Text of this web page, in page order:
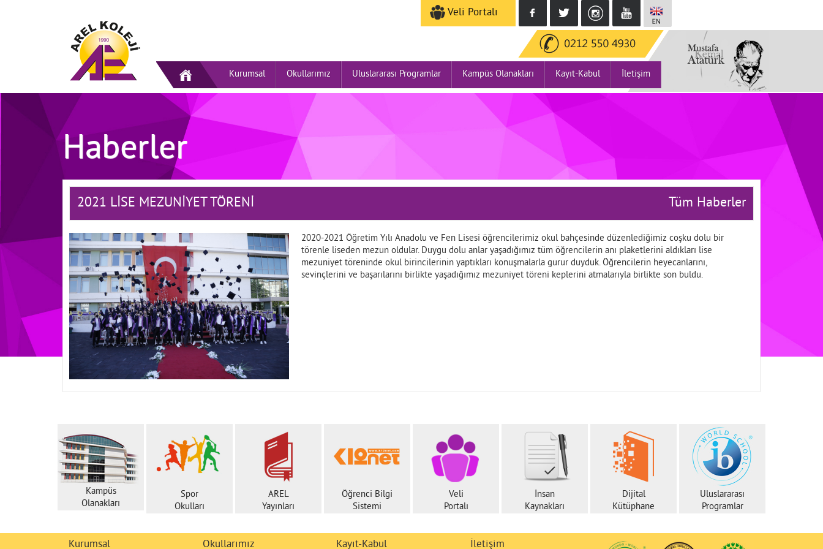
Veli Portalı
Kurumsal Okullarımız Uluslararası Programlar Kampüs Olanakları Kayıt-Kabul İletişim
Haberler
2021 LİSE MEZUNİYET TÖRENİ Tüm Haberler
2020-2021 Öğretim Yılı Anadolu ve Fen Lisesi öğrencilerimiz okul bahçesinde düzenlediğimiz coşku dolu bir
törenle liseden mezun oldular. Duygu dolu anlar yaşadığımız tüm öğrencilerin anı plaketlerini aldıkları lise
mezuniyet töreninde okul birincilerinin yaptıkları konuşmalarla gurur duyduk. Öğrencilerin heyecanlarını,
sevinçlerini ve başarılarını birlikte yaşadığımız mezuniyet töreni keplerini atmalarıyla birlikte son buldu.
Kampüs
Olanakları
Spor
Okulları
AREL
Yayınları
Öğrenci Bilgi
Sistemi
Veli
Portalı
İnsan
Kaynakları
Dijital
Kütüphane
Uluslararası
Programlar
Kurumsal Okullarımız Kayıt-Kabul İletişim